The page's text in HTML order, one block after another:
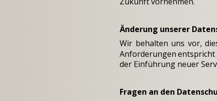
Änderung unserer
Wir behalten uns vor,
Anforderungenentspricht
der Einführung neuer
Fragen an den